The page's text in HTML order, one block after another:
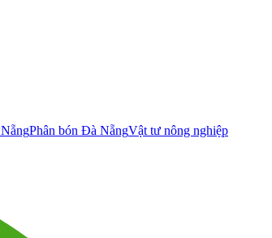
Phân bón Đà NẵngVật tư nông nghiệp